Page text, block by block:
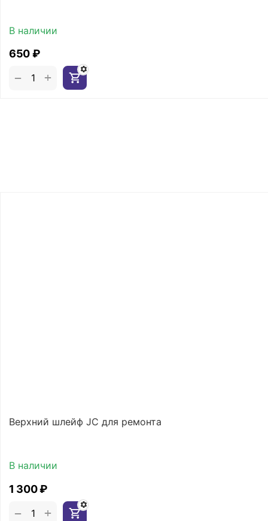
В наличии
‍650‍₽
+
−
Верхний шлейф JC для ремонта
В наличии
1 300₽
+
−